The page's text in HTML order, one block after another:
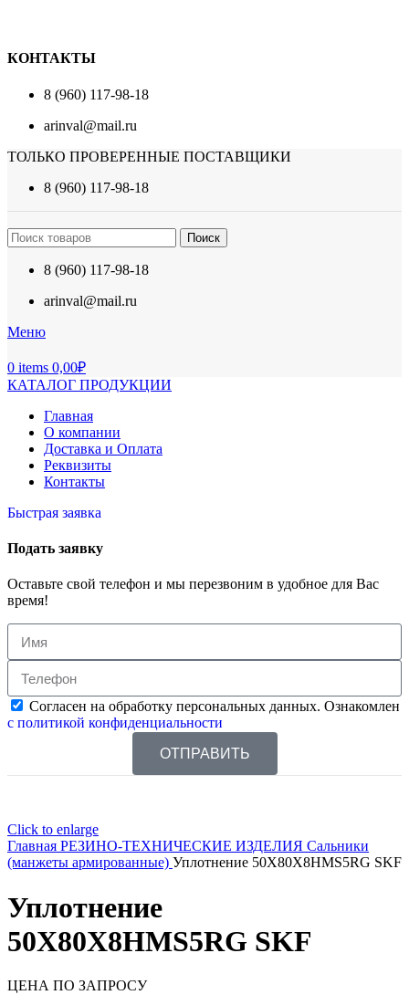
КОНТАКТЫ
8 (960) 117-98-18
arinval@mail.ru
ТОЛЬКО ПРОВЕРЕННЫЕ ПОСТАВЩИКИ
8 (960) 117-98-18
Поиск
8 (960) 117-98-18
arinval@mail.ru
Меню
0 items 0,00₽
КАТАЛОГ ПРОДУКЦИИ
Главная
О компании
Доставка и Оплата
Реквизиты
Контакты
Быстрая заявка
Подать заявку
Оставьте свой телефон и мы перезвоним в удобное для Вас
время!
Согласен на обработку персональных данных. Ознакомлен
с политикой конфиденциальности
ОТПРАВИТЬ
Click to enlarge
Главная РЕЗИНО-ТЕХНИЧЕСКИЕ ИЗДЕЛИЯ Сальники
(манжеты армированные) Уплотнение 50X80X8HMS5RG SKF
Уплотнение
50X80X8HMS5RG SKF
ЦЕНА ПО ЗАПРОСУ